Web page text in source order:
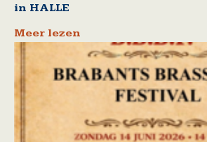
in HALLE
Meer lezen